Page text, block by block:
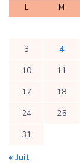
L M
3
4
10
11
17
18
24
25
31
« Juil